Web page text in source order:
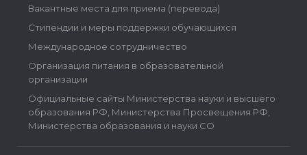
Вакантные места для приема (перевода)
Стипендии и меры поддержки обучающихся
Международное сотрудничество
Организация питания в образовательной
организации
Официальные сайты Министерства науки и высшего
образования РФ, Министерства Просвещения РФ,
Министерства образования и науки СО